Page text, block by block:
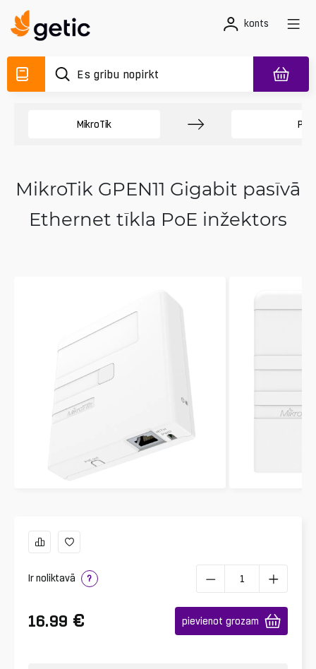
konts
MikroTik
MikroTik GPEN11 Gigabit pasīvā
Ethernet tīkla PoE inžektors
Ir noliktavā ?
16.99 € pievienot grozam